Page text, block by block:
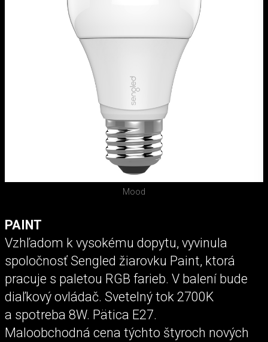
Mood
PAINT
Vzhľadom k vysokému dopytu, vyvinula
spoločnosť Sengled žiarovku Paint, ktorá
pracuje s paletou RGB farieb. V balení bude
diaľkový ovládač. Svetelný tok 2700K
a spotreba 8W. Pätica E27.
Maloobchodná cena týchto štyroch nových